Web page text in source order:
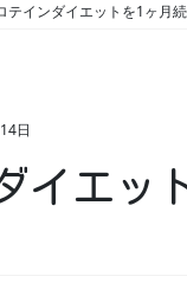
テインダイエットを1ヶ月
日
イエ